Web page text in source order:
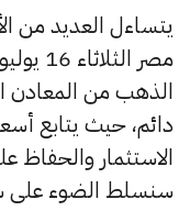
يتساءل العديد من
الذهب من المعادن
دائم، حيث يتابع
الاستثمار والحفاظ
سنسلط الضوء على